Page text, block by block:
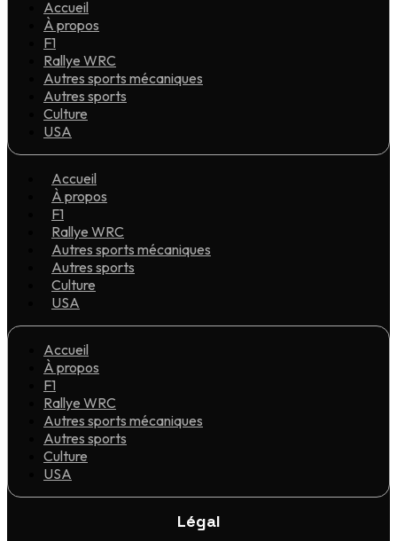
Accueil
À propos
F1
Rallye WRC
Autres sports mécaniques
Autres sports
Culture
USA
Accueil
À propos
F1
Rallye WRC
Autres sports mécaniques
Autres sports
Culture
USA
Accueil
À propos
F1
Rallye WRC
Autres sports mécaniques
Autres sports
Culture
USA
Légal